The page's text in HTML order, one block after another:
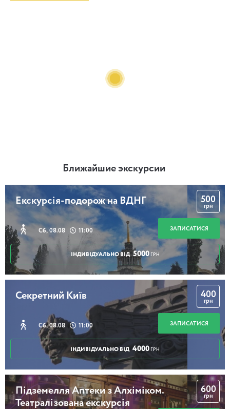
Ближайшие экскурсии
Екскурсія-подорож на ВДНГ
Сб, 08.08 11:00
500
грн
ЗАПИСАТИСЯ
ІНДИВІДУАЛЬНО ВІД 5000 ГРН
Секретний Київ
Сб, 08.08 11:00
400
грн
ЗАПИСАТИСЯ
ІНДИВІДУАЛЬНО ВІД 4000 ГРН
Підземелля Аптеки з Алхіміком.
Театралізована екскурсія
600
грн